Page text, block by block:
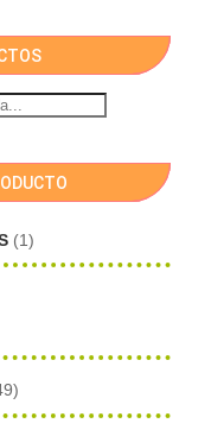
(1)